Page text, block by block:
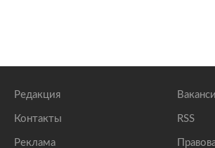
Редакция
Контакты
Реклама
RSS